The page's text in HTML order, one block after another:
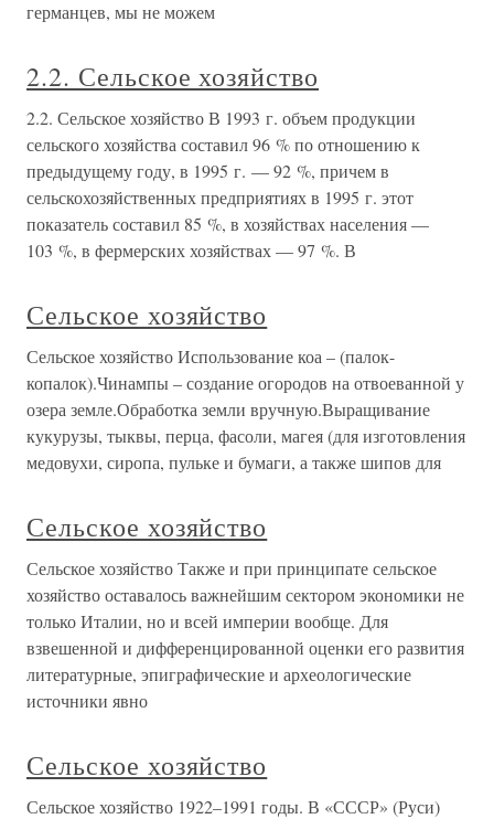
германцев, мы не можем
2.2. Сельское хозяйство
2.2. Сельское хозяйство В 1993 г. объем продукции
сельского хозяйства составил 96 % по отношению к
предыдущему году, в 1995 г. — 92 %, причем в
сельскохозяйственных предприятиях в 1995 г. этот
показатель составил 85 %, в хозяйствах населения —
103 %, в фермерских хозяйствах — 97 %. В
Сельское хозяйство
Сельское хозяйство Использование коа – (палок-
копалок).Чинампы – создание огородов на отвоеванной у
озера земле.Обработка земли вручную.Выращивание
кукурузы, тыквы, перца, фасоли, магея (для изготовления
медовухи, сиропа, пульке и бумаги, а также шипов для
Сельское хозяйство
Сельское хозяйство Также и при принципате сельское
хозяйство оставалось важнейшим сектором экономики не
только Италии, но и всей империи вообще. Для
взвешенной и дифференцированной оценки его развития
литературные, эпиграфические и археологические
источники явно
Сельское хозяйство
Сельское хозяйство 1922–1991 годы. В «СССР» (Руси)